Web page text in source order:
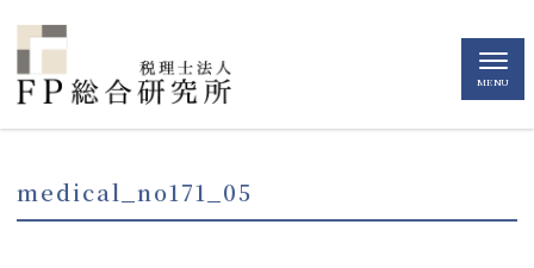
MENU
medical_no171_05